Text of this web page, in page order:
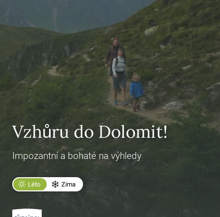
Vzhůru do Dolomit!
Impozantní a bohaté na výhledy
Léto Zima